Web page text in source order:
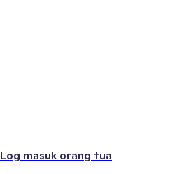
Log masuk orang tua